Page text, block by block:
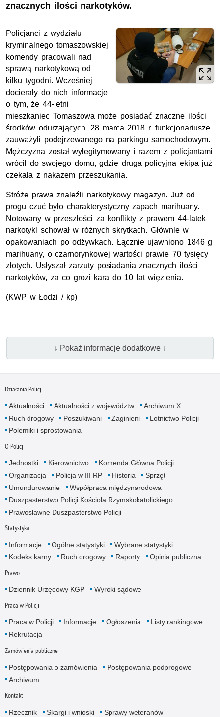
znacznych ilości narkotyków.
Policjanci z wydziału
kryminalnego tomaszowskiej
komendy pracowali nad
sprawą narkotykową od
kilku tygodni. Wcześniej
docierały do nich informacje
o tym, że 44-letni
mieszkaniec Tomaszowa może posiadać znaczne ilości
środków odurzających. 28 marca 2018 r. funkcjonariusze
zauważyli podejrzewanego na parkingu samochodowym.
Mężczyzna został wylegitymowany i razem z policjantami
wrócił do swojego domu, gdzie druga policyjna ekipa już
czekała z nakazem przeszukania.
Stróże prawa znaleźli narkotykowy magazyn. Już od
progu czuć było charakterystyczny zapach marihuany.
Notowany w przeszłości za konflikty z prawem 44-latek
narkotyki schował w różnych skrytkach. Głównie w
opakowaniach po odżywkach. Łącznie ujawniono 1846 g
marihuany, o czarnorynkowej wartości prawie 70 tysięcy
złotych. Usłyszał zarzuty posiadania znacznych ilości
narkotyków, za co grozi kara do 10 lat więzienia.
(KWP w Łodzi / kp)
↓ Pokaż informacje dodatkowe ↓
Działania Policji
Aktualności Aktualności z województw
Archiwum X
Ruch drogowy
Poszukiwani Zaginieni
Lotnictwo Policji
Polemiki i sprostowania
O Policji
Jednostki Kierownictwo
Komenda Główna Policji
Organizacja
Policja w III RP Historia
Sprzęt
Umundurowanie
Współpraca międzynarodowa
Duszpasterstwo Policji Kościoła Rzymskokatolickiego
Prawosławne Duszpasterstwo Policji
Statystyka
Informacje Ogólne statystyki
Wybrane statystyki
Kodeks karny
Ruch drogowy Raporty Opinia publiczna
Prawo
Dziennik Urzędowy KGP Wyroki sądowe
Praca w Policji
Praca w Policji Informacje Ogłoszenia
Listy rankingowe
Rekrutacja
Zamówienia publiczne
Postępowania o zamówienia
Postępowania podprogowe
Archiwum
Kontakt
Rzecznik Skargi i wnioski Sprawy weteranów